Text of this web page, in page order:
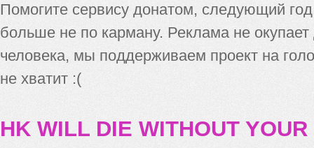
Помогите сервису донатом, следующий
больше не по карману. Реклама не
человека, мы поддерживаем проект на
не хватит :(
HK WILL DIE WITHOUT